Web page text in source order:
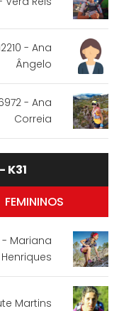
- Ana
Ângelo
- Ana
Correia
K31
FEMININOS
- Mariana
Henriques
Martins